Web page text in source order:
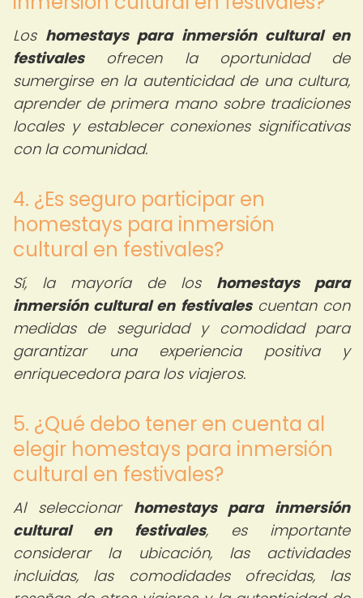
Los homestays para inmersión cultural en
festivalesofrecen la oportunidad de
sumergirse en la autenticidad de una cultura,
aprender de primera mano sobre tradiciones
locales y establecer conexiones significativas
con la comunidad.
4. ¿Es seguro participar en
homestays para inmersión
cultural en festivales?
Sí, la mayoría de los homestays para
inmersión cultural en festivalescuentan con
medidas de seguridad y comodidad para
garantizar una experiencia positiva y
enriquecedora para los viajeros.
5. ¿Qué debo tener en cuenta al
elegir homestays para inmersión
cultural en festivales?
Al seleccionar homestays para inmersión
cultural en festivales, es importante
considerar la ubicación, las actividades
incluidas, las comodidades ofrecidas, las